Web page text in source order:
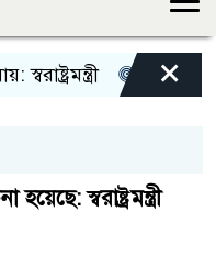
তিন দিনের
×
স্বরাষ্ট্রমন্ত্রী